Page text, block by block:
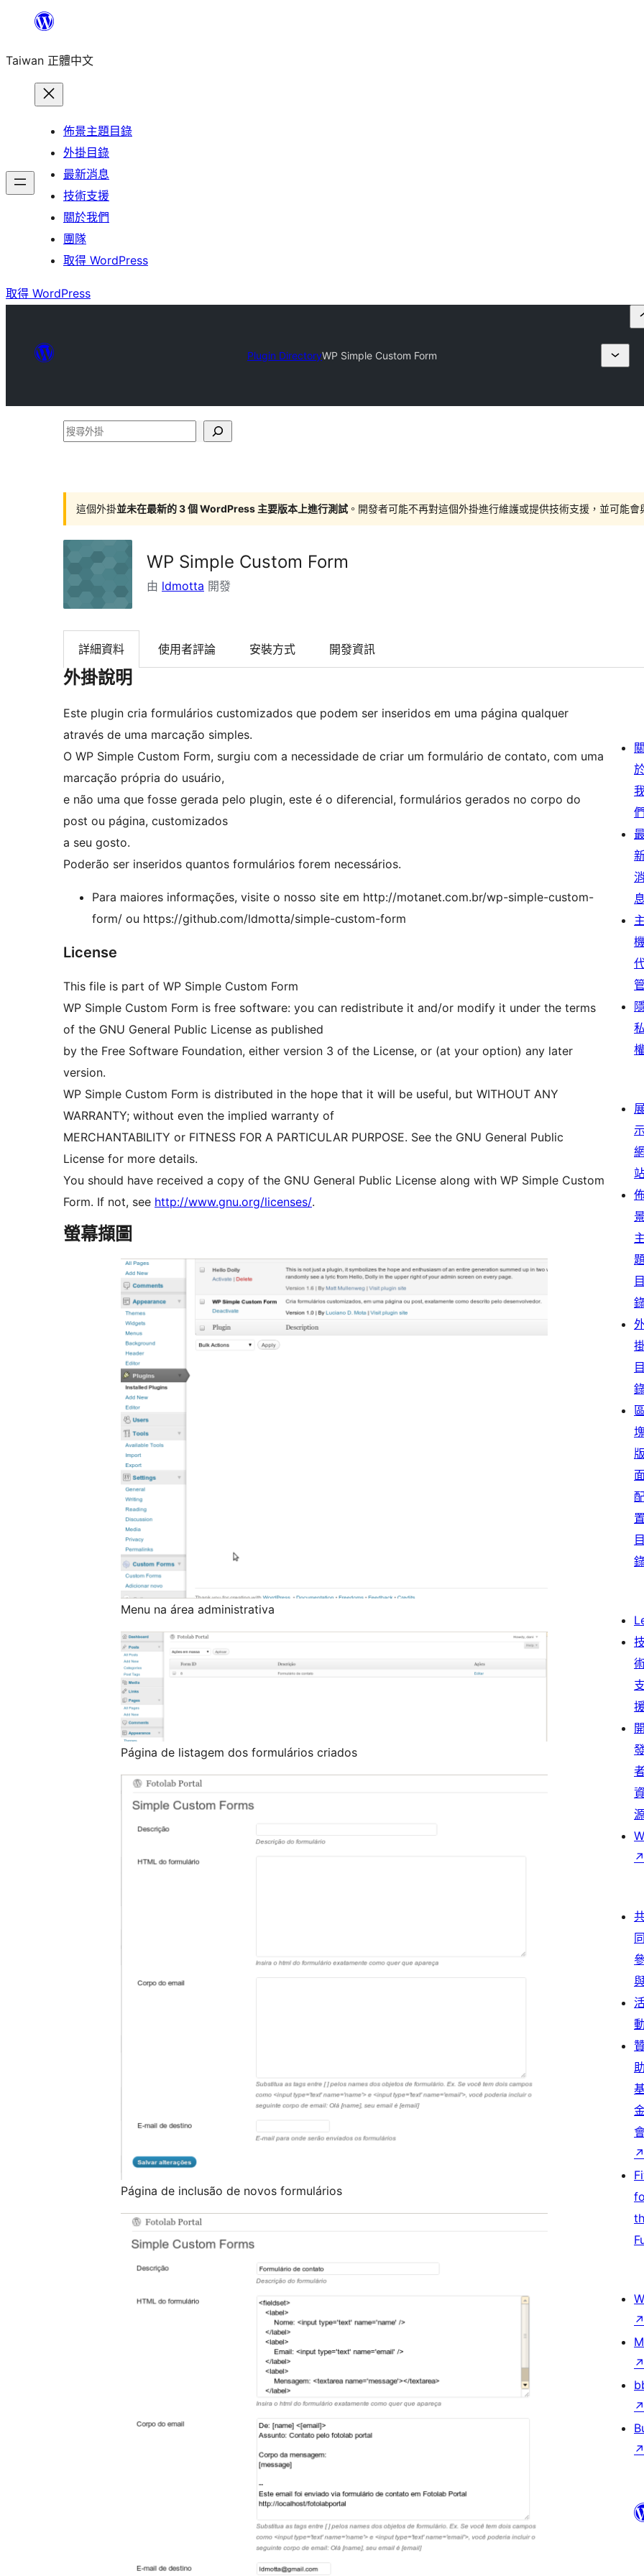
主
Taiwan 正體中文
佈景主題目錄
外掛目錄
最新消息
技術支援
關於我們
團隊
取得 WordPress
取得 WordPress
Plugin DirectoryWP Simple Custom Form
搜
掛
這個外掛並未在最新的 3 個 WordPress 主要版本上進行測試 。開發者可能不再對這個外掛進行維護或提供技術支援，並可能
WP Simple Custom Form
由 ldmotta 開發
詳細資料 使用者評論 安裝方式 開發資訊
外掛說明
Este plugin cria formulários customizados que podem ser inseridos em uma página qualquer
através de uma marcação simples.
O WP Simple Custom Form, surgiu com a necessidade de criar um formulário de contato, com uma
marcação própria do usuário,
e não uma que fosse gerada pelo plugin, este é o diferencial, formulários gerados no corpo do
post ou página, customizados
a seu gosto.
Poderão ser inseridos quantos formulários forem necessários.
Para maiores informações, visite o nosso site em http://motanet.com.br/wp-simple-custom-
form/ ou https://github.com/ldmotta/simple-custom-form
License
This file is part of WP Simple Custom Form
WP Simple Custom Form is free software: you can redistribute it and/or modify it under the terms
of the GNU General Public License as published
by the Free Software Foundation, either version 3 of the License, or (at your option) any later
version.
WP Simple Custom Form is distributed in the hope that it will be useful, but WITHOUT ANY
WARRANTY; without even the implied warranty of
MERCHANTABILITY or FITNESS FOR A PARTICULAR PURPOSE. See the GNU General Public
License for more details.
You should have received a copy of the GNU General Public License along with WP Simple Custom
Form. If not, see http://www.gnu.org/licenses/.
螢幕擷圖
Menu na área administrativa
Página de listagem dos formulários criados
Página de inclusão de novos formulários
關
們
最
消
息
主
私
網
景
主
目
目
區
版
置
目
技
支
開
資
↗
同
動
助
↗
↗
↗
↗
↗